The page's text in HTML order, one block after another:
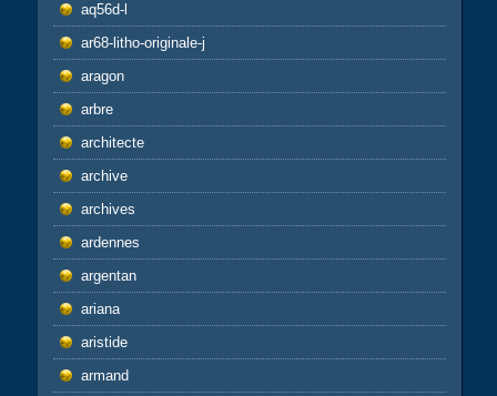
aq56d-l
ar68-litho-originale-j
aragon
arbre
architecte
archive
archives
ardennes
argentan
ariana
aristide
armand